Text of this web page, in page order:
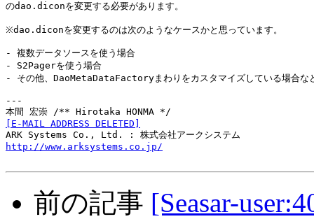
のdao.diconを変更する必要があります。
※dao.diconを変更するのは次のようなケースかと思っています。
- 複数データソースを使う場合
- S2Pagerを使う場合
- その他、DaoMetaDataFactoryまわりをカスタマイズしている場合な
---
[E-MAIL ADDRESS DELETED]
http://www.arksystems.co.jp/
前の記事 [Seasar-